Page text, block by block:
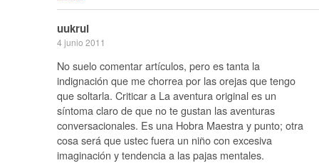
uukrul
4 junio 2011
No suelo comentar artículos, pero es tanta la
indignación que me chorrea por las orejas que tengo
que soltarla. Criticar a La aventura original es un
síntoma claro de que no te gustan las aventuras
conversacionales. Es una Hobra Maestra y punto; otra
cosa será que ustec fuera un niño con excesiva
imaginación y tendencia a las pajas mentales.